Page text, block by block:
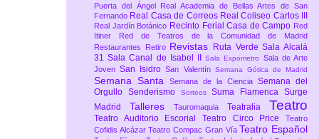
Puerta del Ángel
Real Academia de Bellas Artes de San
Fernando Real Casa de Correos Real Coliseo Carlos III
Real Jardín Botánico Recinto Ferial Casa de Campo Red
Itiner
Red de Teatros de la Comunidad de Madrid
Restaurantes
Retiro Revistas Ruta VerdeSala Alcalá
31Sala Canal de Isabel IISala Expometro Sala de Arte
JovenSan IsidroSan Valentín Semana Gótica de Madrid
Semana Santa Semana de la Ciencia Semana del
Orgullo Senderismo SorteosSuma FlamencaSurge
Madrid Talleres Tauromaquia Teatralia Teatro
Teatro Auditorio Escorial Teatro Circo Price Teatro
Cofidis AlcázarTeatro Compac Gran Vía Teatro Español